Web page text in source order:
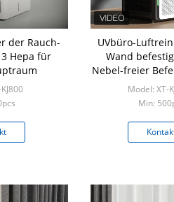
der Rauch-
Hepa für
UVbüro-
Wand
Nebel-freier
Model: XT-
Min: